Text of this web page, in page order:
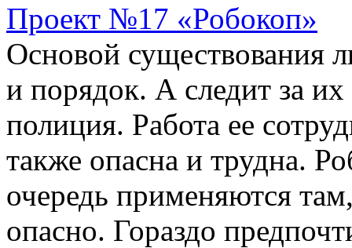
Проект №17 «Робокоп»
Основой существования
и порядок. А следит за
полиция. Работа ее
также опасна и трудна.
очередь применяются
опасно. Гораздо